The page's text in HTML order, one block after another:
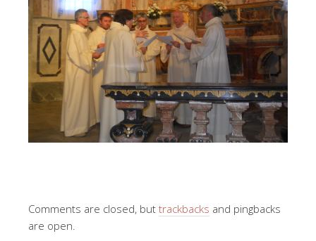
Comments are closed, but trackbacks and pingbacks
are open.